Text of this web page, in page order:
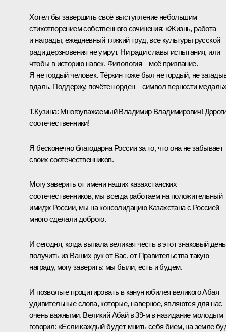
Хотел бы завершить своё выступление небольшим
стихотворением собственного сочинения: «Жизнь, работа
и награды, ежедневный тяжкий труд, все культуры русской
ради дерзновения не умрут. Ни ради славы испытания, или
чтобы в историю навек. Филология ‒ моё призвание.
Я не гордый человек. Тёркин тоже был не гордый, не
вдаль. Поддержу, почётен орден ‒ символ верности
Т.Кузина: Многоуважаемый Владимир Владимирович!
соотечественники!
Я бесконечно благодарна России за то, что она не забывает
своих соотечественников.
Могу заверить от имени наших казахстанских
соотечественников, мы всегда работаем на положительный
имидж России, мы на консолидацию Казахстана с Россией
много сделали доброго.
И сегодня, когда выпала великая честь в этот знаковый день
получить из Ваших рук от Вас, от Правительства такую
награду, могу заверить: мы были, есть и будем.
И позвольте процитировать в канун юбилея великого Абая
удивительные слова, которые, наверное, являются для нас
очень важными. Великий Абай в 39‑м в назидание молодым
говорил: «Если каждый будет мнить себя бием, на земле